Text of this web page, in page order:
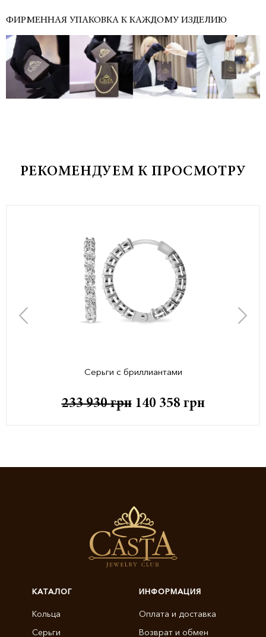
ФИРМЕННАЯ УПАКОВКА К КАЖДОМУ ИЗДЕЛИЮ
РЕКОМЕНДУЕМ К ПРОСМОТРУ
Серьги с бриллиантами
233 930грн 140 358 грн
КАТАЛОГ
Кольца
Серьги
ИНФОРМАЦИЯ
Оплата и доставка
Возврат и обмен